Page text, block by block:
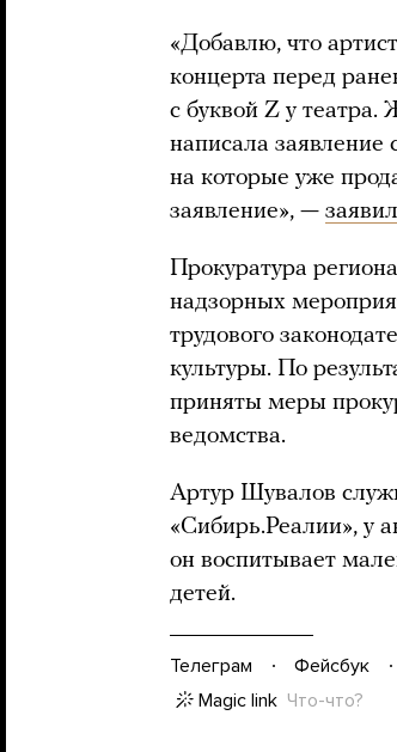
«Добавлю, что
концерта перед
с буквой Z у театра.
написала заявление
на которые уже
заявление», —
Прокуратура
надзорных
трудового
культуры. По
приняты меры
ведомства.
Артур Шувалов
«Сибирь.Реалии», у
он воспитывает
детей.
Телеграм Фейсбук
Magic link Что-что?